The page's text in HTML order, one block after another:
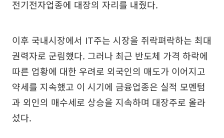
전기전자업종에 대장의 자리를 내줬다.
이후 국내시장에서 IT주는 시장을 쥐락펴락하는 최대
권력자로 군림했다. 그러나 최근 반도체 가격 하락에
따른 업황에 대한 우려로 외국인의 매도가 이어지고
약세를 지속했고 이 시기에 금융업종은 실적 모멘텀
과 외인의 매수세로 상승을 지속하며 대장주로 올라
섰다.